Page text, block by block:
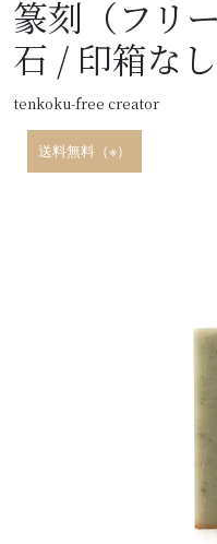
篆刻（フリ
石 / 印箱なし
tenkoku-free creator
送料無料（※）